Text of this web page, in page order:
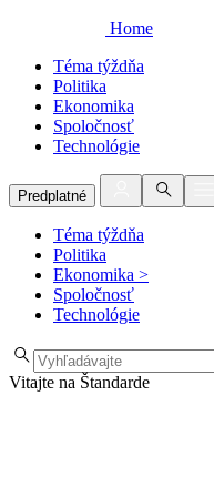
Home
Téma týždňa
Politika
Ekonomika
Spoločnosť
Technológie
Predplatné
Téma týždňa
Politika
Ekonomika >
Spoločnosť
Technológie
Vitajte na Štandarde